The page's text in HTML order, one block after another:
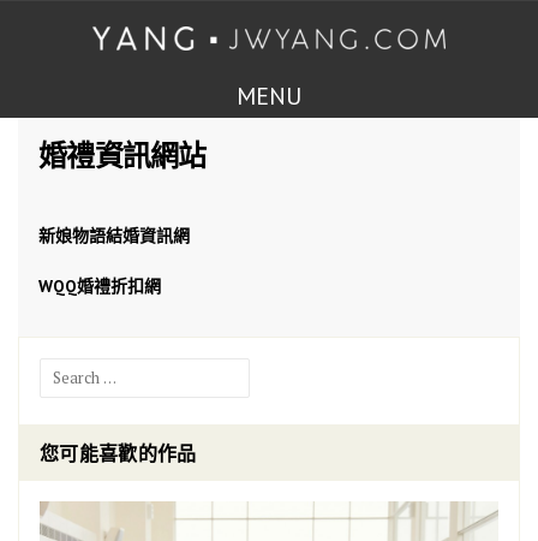
MENU
婚禮資訊網站
新娘物語結婚資訊網
WQQ婚禮折扣網
Search
for:
您可能喜歡的作品